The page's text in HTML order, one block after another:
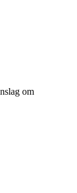
om